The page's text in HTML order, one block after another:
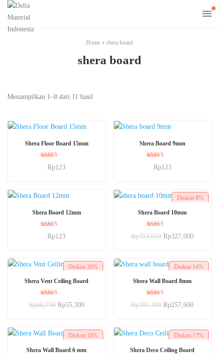
Home » shera board
shera board
Menampilkan 1–8 dari 11 hasil
Shera Floor Board 15mm
Dinilai
5.00
Rp123
Shera Board 9mm
Dinilai
5.00
Rp123
Shera Board 12mm
Dinilai
5.00
Rp123
Diskon 8%
Shera Board 10mm
Dinilai
5.00
Rp353,650 Rp327,000
Diskon 20%
BELI SEKARANG
Shera Vent Ceiling Board
Dinilai
5.00
Rp68,750 Rp55,300
Diskon 14%
BELI SEKARANG
Shera Wall Board 8mm
Dinilai
5.00
Rp301,200 Rp257,600
Diskon 18%
Shera Wall Board 6 mm
Diskon 17%
Shera Deco Ceiling Board